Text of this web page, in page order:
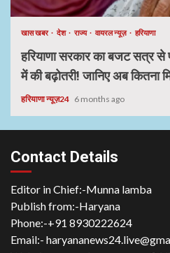
खास खबर देश राज्य वायरल न्यूज़ हरियाणा
हरियाणा सरकार का बजट सत्र
में की बढ़ोतरी! जानिए अब कितना
हरियाणा न्यूज़24 6 months ago
Contact Details
Editor in Chief:-Munna lamba
Publish from:-Haryana
Phone:-+91 8930222624
Email:-